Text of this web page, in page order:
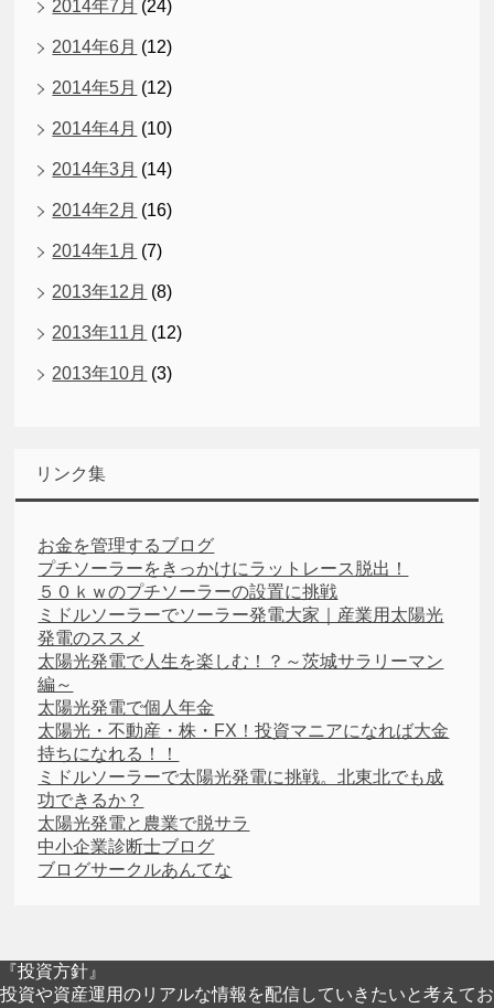
2014年7月 (24)
2014年6月 (12)
2014年5月 (12)
2014年4月 (10)
2014年3月 (14)
2014年2月 (16)
2014年1月 (7)
2013年12月 (8)
2013年11月 (12)
2013年10月 (3)
リンク集
お金を管理するブログ
プチソーラーをきっかけにラットレース脱出！
５０ｋｗのプチソーラーの設置に挑戦
ミドルソーラーでソーラー発電大家｜産業用太陽光
発電のススメ
太陽光発電で人生を楽しむ！？～茨城サラリーマン
編～
太陽光発電で個人年金
太陽光・不動産・株・FX！投資マニアになれば大金
持ちになれる！！
ミドルソーラーで太陽光発電に挑戦。北東北でも成
功できるか？
太陽光発電と農業で脱サラ
中小企業診断士ブログ
ブログサークルあんてな
『投資方針』
投資や資産運用のリアルな情報を配信していきたいと考えてお